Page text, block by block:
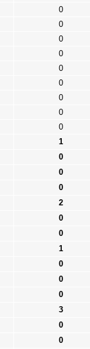
0
0
0
0
0
0
0
0
0
1
0
0
0
2
0
0
1
0
0
0
3
0
0